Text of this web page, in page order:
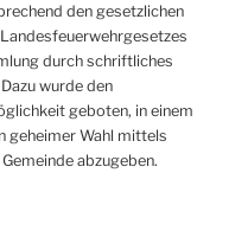
den gesetzlichen
durch schriftliches
wurde den
geboten, in einem
geheimer Wahl mittels
abzugeben.